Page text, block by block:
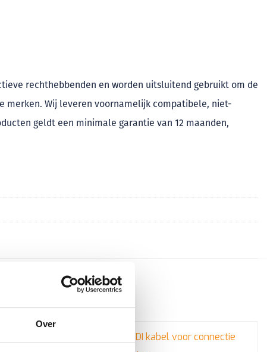
Over
rechthebbenden en worden uitsluitend gebruikt om de
merken. Wij leveren voornamelijk compatibele, niet-
geldt een minimale garantie van 12 maanden,